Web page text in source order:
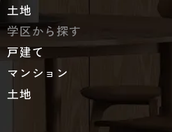
土地
学区から探す
戸建て
マンション
土地